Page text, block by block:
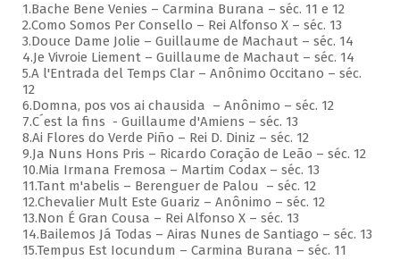
1.Bache Bene Venies – Carmina Burana – séc. 11 e 12
2.Como Somos Per Consello – Rei Alfonso X – séc. 13
3.Douce Dame Jolie – Guillaume de Machaut – séc. 14
4.Je Vivroie Liement – Guillaume de Machaut – séc. 14
5.A l'Entrada del Temps Clar – Anônimo Occitano – séc.
12
6.Domna, pos vos ai chausida – Anônimo – séc. 12
7.C´est la fins - Guillaume d'Amiens – séc. 13
8.Ai Flores do Verde Piño – Rei D. Diniz – séc. 12
9.Ja Nuns Hons Pris – Ricardo Coração de Leão – séc. 12
10.Mia Irmana Fremosa – Martim Codax – séc. 13
11.Tant m'abelis – Berenguer de Palou – séc. 12
12.Chevalier Mult Este Guariz – Anônimo – séc. 12
13.Non É Gran Cousa – Rei Alfonso X – séc. 13
14.Bailemos Já Todas – Airas Nunes de Santiago – séc. 13
15.Tempus Est Iocundum – Carmina Burana – séc. 11